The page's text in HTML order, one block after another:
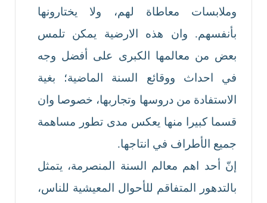
وملابسات معاطاة لهم، ولا يختارونها
بأنفسهم. وان هذه الارضية يمكن تلمس
بعض من معالمها الكبرى على أفضل وجه
في احداث ووقائع السنة الماضية؛ بغية
الاستفادة من دروسها وتجاربها، خصوصا وان
قسما كبيرا منها يعكس مدى تطور مساهمة
جميع الأطراف في انتاجها.
إنّ أحد اهم معالم السنة المنصرمة، يتمثل
بالتدهور المتفاقم للأحوال المعيشية للناس،